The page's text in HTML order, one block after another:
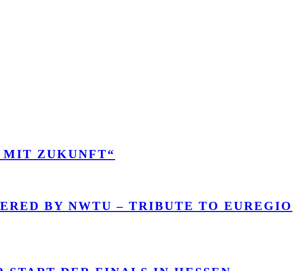
MIT ZUKUNFT“
BY NWTU – TRIBUTE TO EUREGIO